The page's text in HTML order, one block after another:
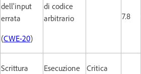
dell'input
errata
(CWE-20)
di codice
arbitrario
7.8
Scrittura
Esecuzione
Critica